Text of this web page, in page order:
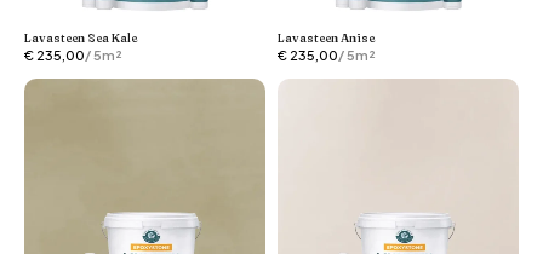
Lavasteen Sea Kale
€ 235,00/ 5m²
Lavasteen Anise
€ 235,00/ 5m²